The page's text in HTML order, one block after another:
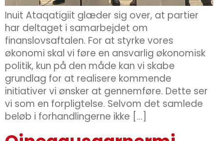
Inuit Ataqatigiit glæder sig over, at partier
har deltaget i samarbejdet om
finanslovsaftalen. For at styrke vores
økonomi skal vi føre en ansvarlig økonomisk
politik, kun på den måde kan vi skabe
grundlag for at realisere kommende
initiativer vi ønsker at gennemføre. Dette ser
vi som en forpligtelse. Selvom det samlede
beløb i forhandlingerne ikke […]